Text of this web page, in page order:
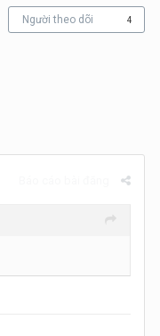
Người theo dõi 4